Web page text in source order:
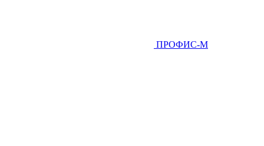
ПРОФИС-М